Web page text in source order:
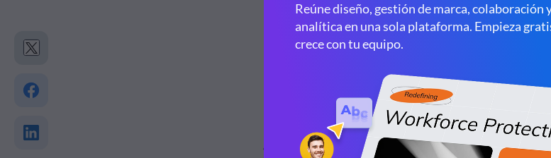
¿Pasó el ratón por encima de cada estado para ver